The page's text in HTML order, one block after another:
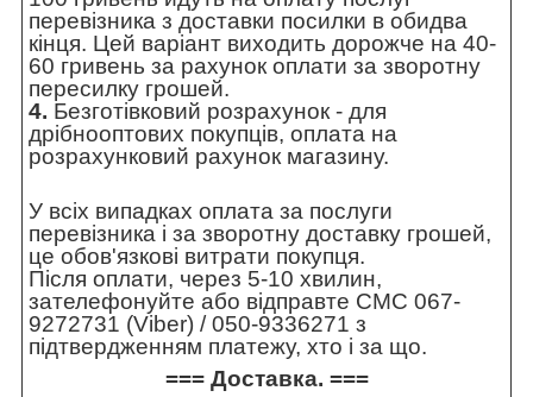
перевізника з доставки посилки в обидва
кінця. Цей варіант виходить дорожче на 40-
60 гривень за рахунок оплати за зворотну
пересилку грошей.
4. Безготівковий розрахунок - для
дрібнооптових покупців, оплата на
розрахунковий рахунок магазину.
У всіх випадках оплата за послуги
перевізника і за зворотну доставку грошей,
це обов'язкові витрати покупця.
Після оплати, через 5-10 хвилин,
зателефонуйте або відправте СМС 067-
9272731 (Viber) / 050-9336271 з
підтвердженням платежу, хто і за що.
=== Доставка. ===